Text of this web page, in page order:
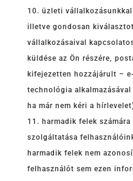
üzleti
illetve gondosan
vállalkozásaival
küldése az Ön részére,
kifejezetten hozzájárult –
technológia
ha már nem kéri a
harmadik felek
szolgáltatása
harmadik felek nem
felhasználót sem ezen